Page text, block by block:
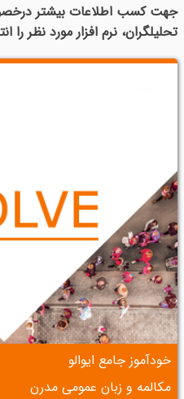
جهت کسب اطلاعات بیشتر
تحلیلگران، نرم افزار مورد نظر را
خودآموز جامع ایوالو
مکالمه و زبان عمومی مدرن